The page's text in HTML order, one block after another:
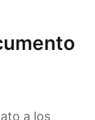
a los